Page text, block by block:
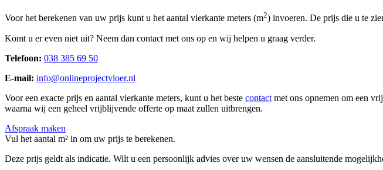
Voor het berekenen van uw prijs kunt u het aantal vierkante meters (m2) invoeren. De prijs die u te
Komt u er even niet uit? Neem dan contact met ons op en wij helpen u graag verder.
Telefoon: 038 385 69 50
E-mail: info@onlineprojectvloer.nl
Voor een exacte prijs en aantal vierkante meters, kunt u het beste contact met ons opnemen om een
waarna wij een geheel vrijblijvende offerte op maat zullen uitbrengen.
Afspraak maken
Vul het aantal m² in om uw prijs te berekenen.
Deze prijs geldt als indicatie. Wilt u een persoonlijk advies over uw wensen de aansluitende